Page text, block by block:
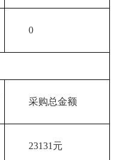
0
采购总金额
23131元